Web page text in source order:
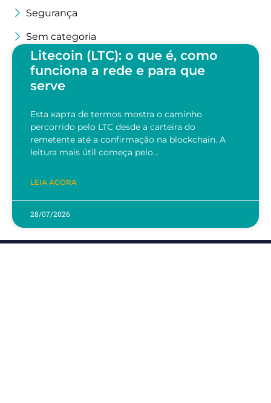
Segurança
Sem categoria
Litecoin (LTC): o que é, como
funciona a rede e para que
serve
Esta карта de termos mostra o caminho
percorrido pelo LTC desde a carteira do
remetente até a confirmação na blockchain. A
leitura mais útil começa pelo…
LEIA AGORA
28/07/2026